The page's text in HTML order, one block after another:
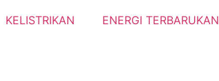
KELISTRIKAN ENERGI TERBARUKAN